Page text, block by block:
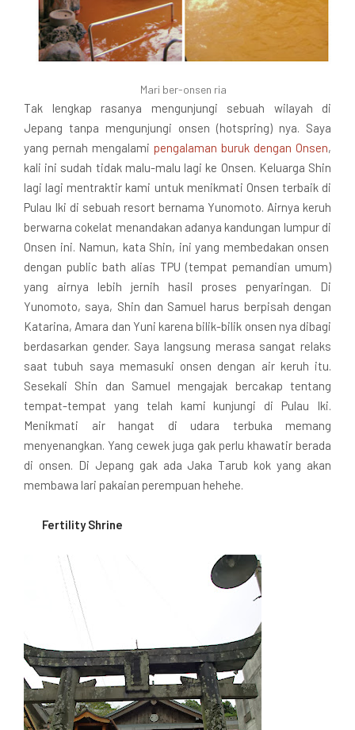
Mari ber-onsen ria
Tak lengkap rasanya mengunjungi sebuah wilayah di
Jepang tanpa mengunjungi onsen (hotspring) nya. Saya
yang pernah mengalami pengalaman buruk dengan Onsen,
kali ini sudah tidak malu-malu lagi ke Onsen. Keluarga Shin
lagi lagi mentraktir kami untuk menikmati Onsen terbaik di
Pulau Iki di sebuah resort bernama Yunomoto. Airnya keruh
berwarna cokelat menandakan adanya kandungan lumpur di
Onsen ini. Namun, kata Shin, ini yang membedakan onsen
dengan public bath alias TPU (tempat pemandian umum)
yang airnya lebih jernih hasil proses penyaringan. Di
Yunomoto, saya, Shin dan Samuel harus berpisah dengan
Katarina, Amara dan Yuni karena bilik-bilik onsen nya dibagi
berdasarkan gender. Saya langsung merasa sangat relaks
saat tubuh saya memasuki onsen dengan air keruh itu.
Sesekali Shin dan Samuel mengajak bercakap tentang
tempat-tempat yang telah kami kunjungi di Pulau Iki.
Menikmati air hangat di udara terbuka memang
menyenangkan. Yang cewek juga gak perlu khawatir berada
di onsen. Di Jepang gak ada Jaka Tarub kok yang akan
membawa lari pakaian perempuan hehehe.
Fertility Shrine